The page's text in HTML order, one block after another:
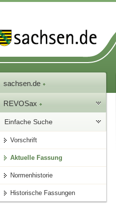
sachsen.de
REVOSax
Einfache Suche
Vorschrift
Aktuelle Fassung
Normenhistorie
Historische Fassungen